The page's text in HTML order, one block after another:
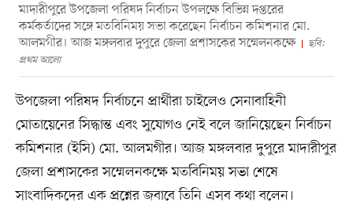
মাদারীপুরে উপজেলা পরিষদ নির্বাচন উপলক্ষে বিভিন্ন দপ্তরের
কর্মকর্তাদের সঙ্গে মতবিনিময় সভা করেছেন নির্বাচন কমিশনার মো.
আলমগীর। আজ মঙ্গলবার দুপুরে জেলা প্রশাসকের সম্মেলনকক্ষে
ছবি:
প্রথম আলো
উপজেলা পরিষদ নির্বাচনে প্রার্থীরা চাইলেও সেনাবাহিনী
মোতায়েনের সিদ্ধান্ত এবং সুযোগও নেই বলে জানিয়েছেন নির্বাচন
কমিশনার (ইসি) মো. আলমগীর। আজ মঙ্গলবার দুপুরে মাদারীপুর
জেলা প্রশাসকের সম্মেলনকক্ষে মতবিনিময় সভা শেষে
সাংবাদিকদের এক প্রশ্নের জবাবে তিনি এসব কথা বলেন।